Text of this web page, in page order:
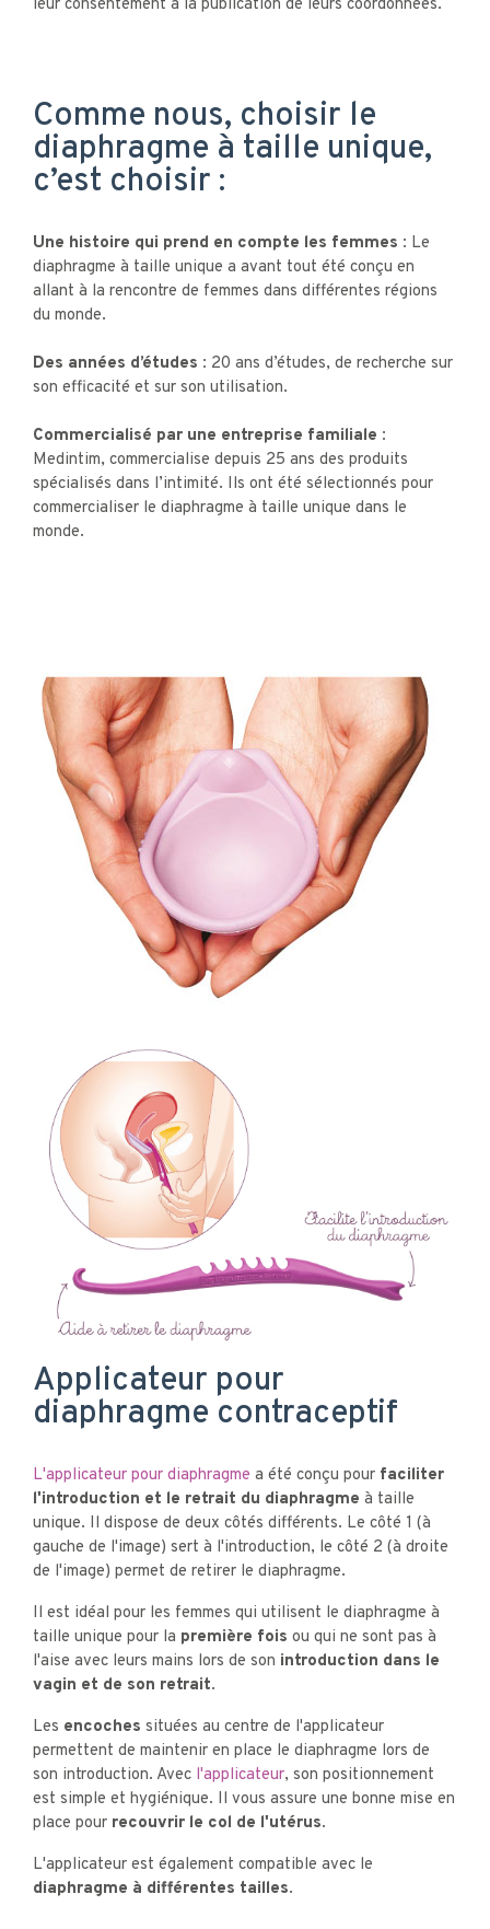
leur consentement à la publication de leurs coordonnées.
Comme nous, choisir le
diaphragme à taille unique,
c’est choisir :
Une histoire qui prend en compte les femmes : Le
diaphragme à taille unique a avant tout été conçu en
allant à la rencontre de femmes dans différentes régions
du monde.
Des années d’études : 20 ans d’études, de recherche sur
son efficacité et sur son utilisation.
Commercialisé par une entreprise familiale :
Medintim, commercialise depuis 25 ans des produits
spécialisés dans l’intimité. Ils ont été sélectionnés pour
commercialiser le diaphragme à taille unique dans le
monde.
Applicateur pour
diaphragme contraceptif
L'applicateur pour diaphragme a été conçu pour faciliter
l'introduction et le retrait du diaphragme à taille
unique. Il dispose de deux côtés différents. Le côté 1 (à
gauche de l'image) sert à l'introduction, le côté 2 (à droite
de l'image) permet de retirer le diaphragme.
Il est idéal pour les femmes qui utilisent le diaphragme à
taille unique pour la première fois ou qui ne sont pas à
l'aise avec leurs mains lors de son introduction dans le
vagin et de son retrait.
Les encoches situées au centre de l'applicateur
permettent de maintenir en place le diaphragme lors de
son introduction. Avec l'applicateur, son positionnement
est simple et hygiénique. Il vous assure une bonne mise en
place pour recouvrir le col de l'utérus.
L'applicateur est également compatible avec le
diaphragme à différentes tailles.